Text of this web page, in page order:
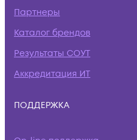
Партнеры
Каталог брендов
Результаты СОУТ
Аккредитация ИТ
ПОДДЕРЖКА